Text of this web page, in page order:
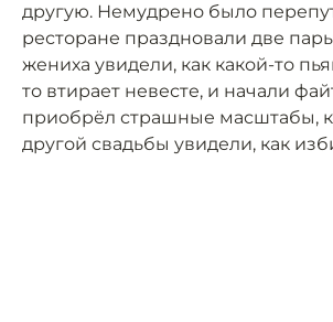
другую. Немудрено было
ресторане праздновали две
жениха увидели, как какой-то
то втирает невесте, и начали
приобрёл страшные масштабы,
другой свадьбы увидели, как